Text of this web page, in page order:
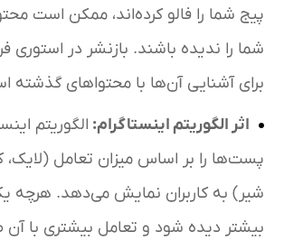
پیج شما را فالو کرده‌اند، ممکن است
شما را ندیده باشند. بازنشر در استوری
برای آشنایی آن‌ها با محتواهای گذشته
اثر الگوریتم اینستاگرام: الگوریتم
پست‌ها را بر اساس میزان تعامل (لایک،
شیر) به کاربران نمایش می‌دهد. هرچه
بیشتر دیده شود و تعامل بیشتری با آن